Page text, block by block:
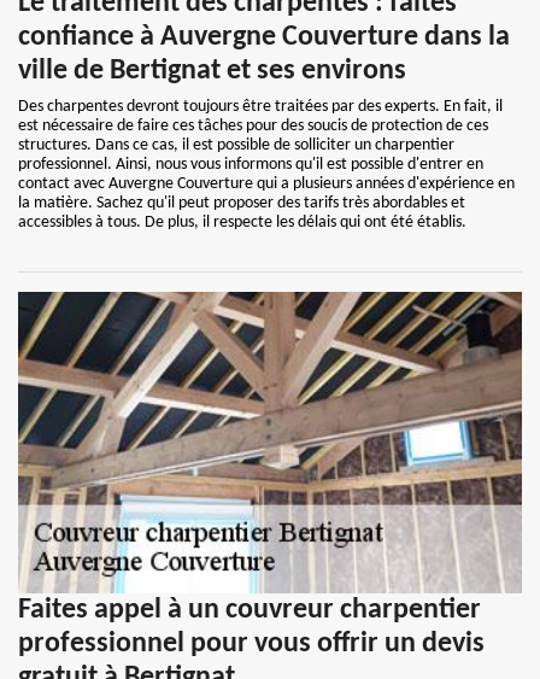
confiance à Auvergne Couverture dans la
ville de Bertignat et ses environs
Des charpentes devront toujours être traitées par des experts. En fait, il
est nécessaire de faire ces tâches pour des soucis de protection de ces
structures. Dans ce cas, il est possible de solliciter un charpentier
professionnel. Ainsi, nous vous informons qu'il est possible d'entrer en
contact avec Auvergne Couverture qui a plusieurs années d'expérience en
la matière. Sachez qu'il peut proposer des tarifs très abordables et
accessibles à tous. De plus, il respecte les délais qui ont été établis.
Faites appel à un couvreur charpentier
professionnel pour vous offrir un devis